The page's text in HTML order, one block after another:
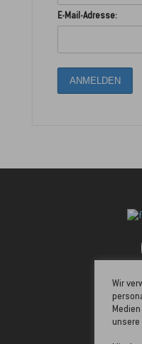
E-Mail-Adresse:
Wir
unsere